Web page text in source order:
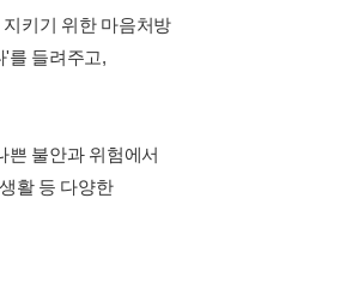
키기 위한 마음처방
를 들려주고,
쁜 불안과 위험에서
활 등 다양한